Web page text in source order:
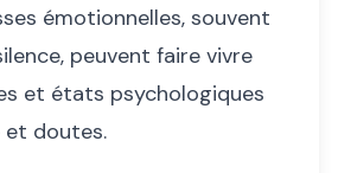
émotionnelles, souvent
peuvent faire vivre
et états psychologiques
et doutes.